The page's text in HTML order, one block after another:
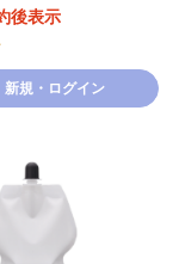
後表示
新規・ログイン